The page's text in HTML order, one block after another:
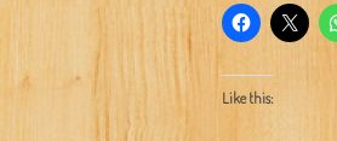
Like this: